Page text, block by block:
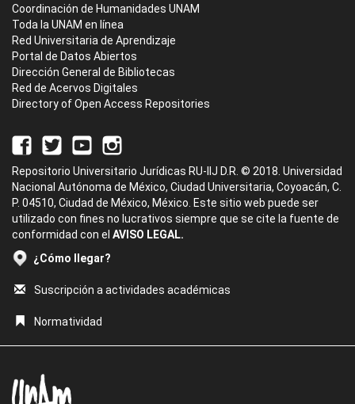
Coordinación de Humanidades UNAM
Toda la UNAM en línea
Red Universitaria de Aprendizaje
Portal de Datos Abiertos
Dirección General de Bibliotecas
Red de Acervos Digitales
Directory of Open Access Repositories
Repositorio Universitario Jurídicas RU-IIJ D.R. © 2018. Universidad
Nacional Autónoma de México, Ciudad Universitaria, Coyoacán, C.
P. 04510, Ciudad de México, México. Este sitio web puede ser
utilizado con fines no lucrativos siempre que se cite la fuente de
conformidad con el AVISO LEGAL.
¿Cómo llegar?
Suscripción a actividades académicas
Normatividad